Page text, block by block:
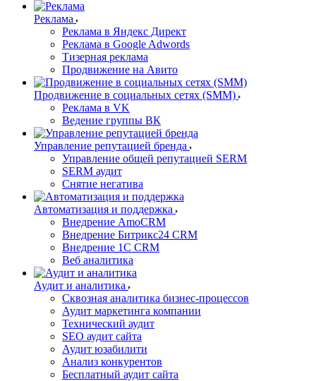
Реклама
Реклама в Яндекс Директ
Реклама в Google Adwords
Тизерная реклама
Продвижение на Авито
Продвижение в социальных сетях (SMM)
Реклама в VK
Ведение группы ВК
Управление репутацией бренда
Управление общей репутацией SERM
SERM аудит
Снятие негатива
Автоматизация и поддержка
Внедрение AmoCRM
Внедрение Битрикс24 CRM
Внедрение 1C CRM
Веб аналитика
Аудит и аналитика
Сквозная аналитика бизнес-процессов
Аудит маркетинга компании
Технический аудит
SEO аудит сайта
Аудит юзабилити
Анализ конкурентов
Бесплатный аудит сайта